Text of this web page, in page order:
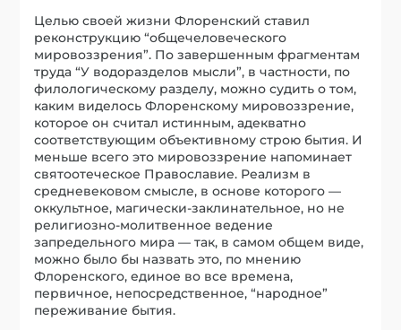
Целью своей жизни Флоренский ставил
реконструкцию “общечеловеческого
мировоззрения”. По завершенным фрагментам
труда “У водоразделов мысли”, в частности, по
филологическому разделу, можно судить о том,
каким виделось Флоренскому мировоззрение,
которое он считал истинным, адекватно
соответствующим объективному строю бытия. И
меньше всего это мировоззрение напоминает
святоотеческое Православие. Реализм в
средневековом смысле, в основе которого —
оккультное, магически-заклинательное, но не
религиозно-молитвенное ведение
запредельного мира — так, в самом общем виде,
можно было бы назвать это, по мнению
Флоренского, единое во все времена,
первичное, непосредственное, “народное”
переживание бытия.